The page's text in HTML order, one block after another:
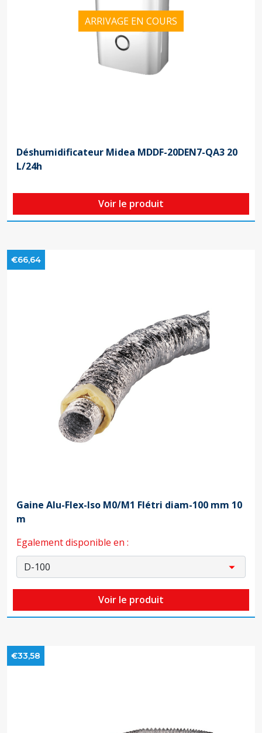
ARRIVAGE EN COURS
Déshumidificateur Midea MDDF-20DEN7-QA3 20
L/24h
Voir le produit
€66,64
Gaine Alu-Flex-Iso M0/M1 Flétri diam-100 mm 10
m
Egalement disponible en :
Voir le produit
€33,58